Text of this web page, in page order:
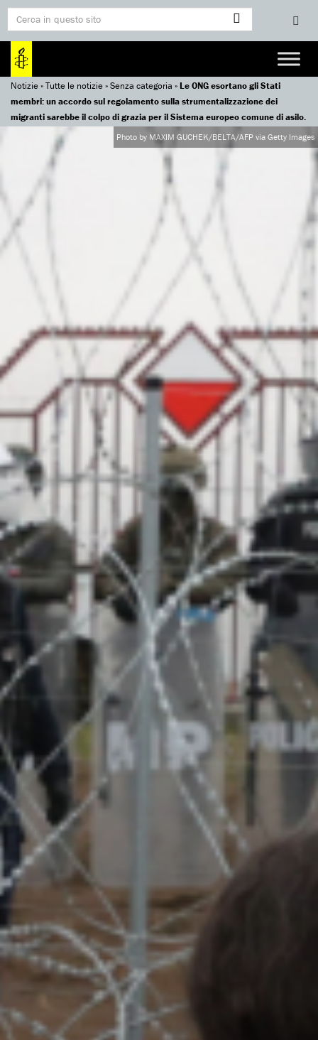
Notizie»Tutte le notizie»Senza categoria »Le ONG esortano gli Stati
membri: un accordo sul regolamento sulla strumentalizzazione dei
migranti sarebbe il colpo di grazia per il Sistema europeo comune di asilo.
Photo by MAXIM GUCHEK/BELTA/AFP via Getty Images